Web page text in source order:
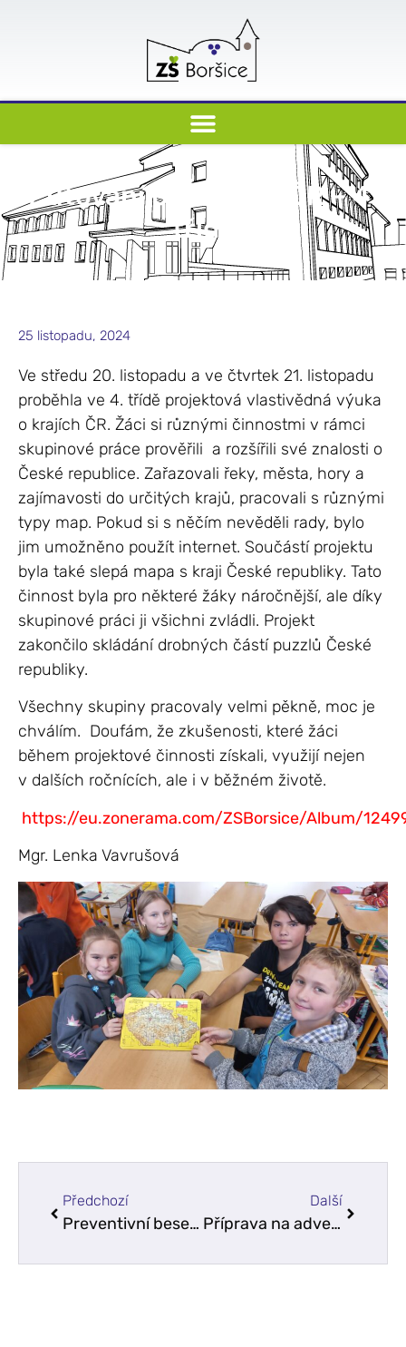
Putování po krajích ČR – 4.
třída
25 listopadu, 2024
Ve středu 20. listopadu a ve čtvrtek 21. listopadu
proběhla ve 4. třídě projektová vlastivědná výuka
o krajích ČR. Žáci si různými činnostmi v rámci
skupinové práce prověřili a rozšířili své znalosti o
České republice. Zařazovali řeky, města, hory a
zajímavosti do určitých krajů, pracovali s různými
typy map. Pokud si s něčím nevěděli rady, bylo
jim umožněno použít internet. Součástí projektu
byla také slepá mapa s kraji České republiky. Tato
činnost byla pro některé žáky náročnější, ale díky
skupinové práci ji všichni zvládli. Projekt
zakončilo skládání drobných částí puzzlů České
republiky.
Všechny skupiny pracovaly velmi pěkně, moc je
chválím. Doufám, že zkušenosti, které žáci
během projektové činnosti získali, využijí nejen
v dalších ročnících, ale i v běžném životě.
https://eu.zonerama.com/ZSBorsice/Album/
Mgr. Lenka Vavrušová
Předchozí
Preventivní beseda s POLICIÍ ČR
Další
Příprava na advent – vyrábění adventních věnců